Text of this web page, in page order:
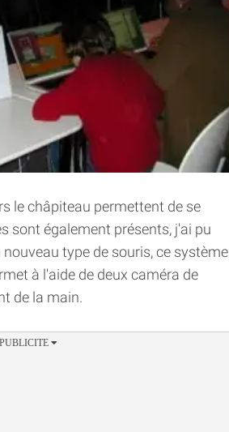
le châpiteau permettent de se
sont également présents, j'ai pu
type de souris, ce système
à l'aide de deux caméra de
de la main.